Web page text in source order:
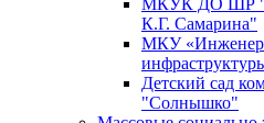
К.Г. Самарина"
МКУ
Детский сад
"Солнышко"